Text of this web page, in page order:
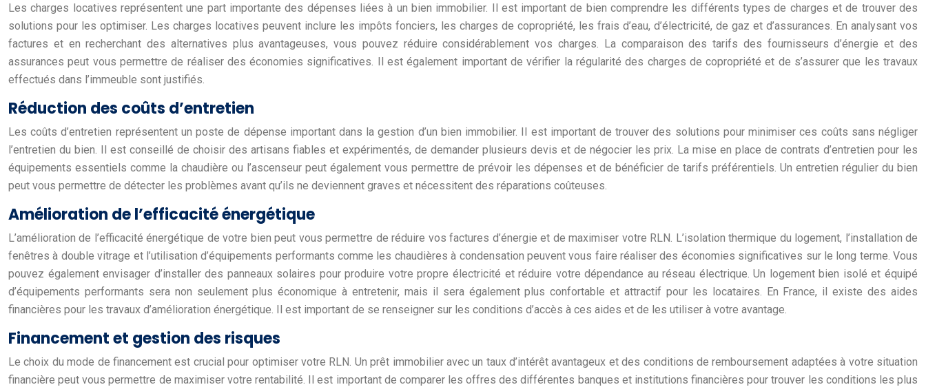
Les charges locatives représentent une part importante des dépenses liées à un bien immobilier. Il est important de bien comprendre les différents types de charges et de trouver des
solutions pour les optimiser. Les charges locatives peuvent inclure les impôts fonciers, les charges de copropriété, les frais d’eau, d’électricité, de gaz et d’assurances. En analysant vos
factures et en recherchant des alternatives plus avantageuses, vous pouvez réduire considérablement vos charges. La comparaison des tarifs des fournisseurs d’énergie et des
assurances peut vous permettre de réaliser des économies significatives. Il est également important de vérifier la régularité des charges de copropriété et de s’assurer que les travaux
effectués dans l’immeuble sont justifiés.
Réduction des coûts d’entretien
Les coûts d’entretien représentent un poste de dépense important dans la gestion d’un bien immobilier. Il est important de trouver des solutions pour minimiser ces coûts sans négliger
l’entretien du bien. Il est conseillé de choisir des artisans fiables et expérimentés, de demander plusieurs devis et de négocier les prix. La mise en place de contrats d’entretien pour les
équipements essentiels comme la chaudière ou l’ascenseur peut également vous permettre de prévoir les dépenses et de bénéficier de tarifs préférentiels. Un entretien régulier du bien
peut vous permettre de détecter les problèmes avant qu’ils ne deviennent graves et nécessitent des réparations coûteuses.
Amélioration de l’efficacité énergétique
L’amélioration de l’efficacité énergétique de votre bien peut vous permettre de réduire vos factures d’énergie et de maximiser votre RLN. L’isolation thermique du logement, l’installation de
fenêtres à double vitrage et l’utilisation d’équipements performants comme les chaudières à condensation peuvent vous faire réaliser des économies significatives sur le long terme. Vous
pouvez également envisager d’installer des panneaux solaires pour produire votre propre électricité et réduire votre dépendance au réseau électrique. Un logement bien isolé et équipé
d’équipements performants sera non seulement plus économique à entretenir, mais il sera également plus confortable et attractif pour les locataires. En France, il existe des aides
financières pour les travaux d’amélioration énergétique. Il est important de se renseigner sur les conditions d’accès à ces aides et de les utiliser à votre avantage.
Financement et gestion des risques
Le choix du mode de financement est crucial pour optimiser votre RLN. Un prêt immobilier avec un taux d’intérêt avantageux et des conditions de remboursement adaptées à votre situation
financière peut vous permettre de maximiser votre rentabilité. Il est important de comparer les offres des différentes banques et institutions financières pour trouver les conditions les plus